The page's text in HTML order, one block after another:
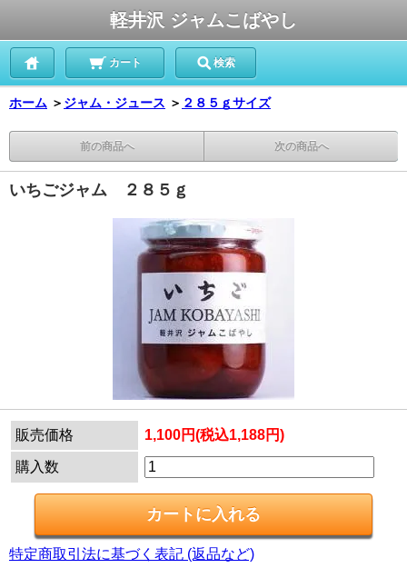
軽井沢 ジャムこばやし
カート 検索
ホーム ＞ ジャム・ジュース ＞ ２８５ｇサイズ
前の商品へ 次の商品へ
いちごジャム ２８５ｇ
販売価格 1,100円(税込1,188円)
購入数
特定商取引法に基づく表記 (返品など)